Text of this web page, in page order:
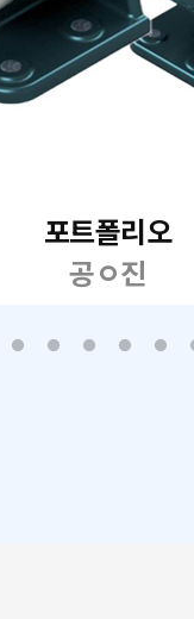
포트폴리오
공ㅇ진